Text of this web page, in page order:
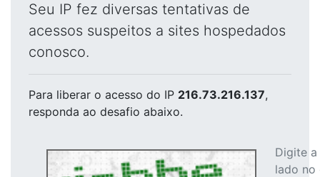
Seu IP fez diversas tentativas de
acessos suspeitos a sites hospedados
conosco.
Para liberar o acesso do IP 216.73.216.137,
responda ao desafio abaixo.
Digite
lado no